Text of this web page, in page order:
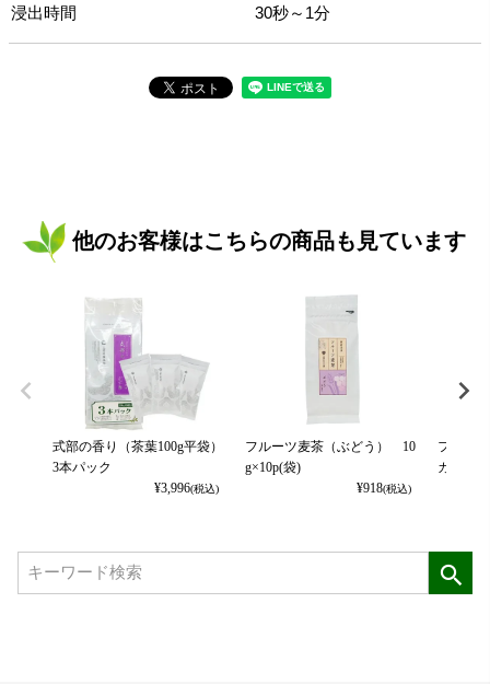
浸出時間 30秒～1分
他のお客様はこちらの商品も見ています
式部の香り（茶葉100g平袋）
3本パック
¥3,996(税込)
フルーツ麦茶（ぶどう） 10
g×10p(袋)
¥918(税込)
フルー
カット